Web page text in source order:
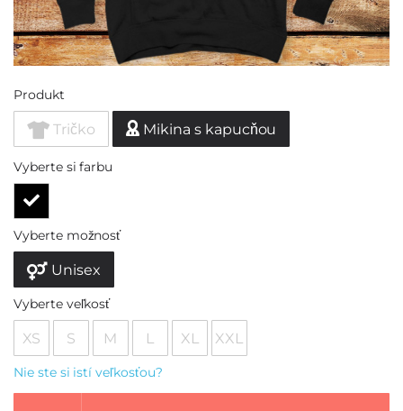
Produkt
Tričko Mikina s kapucňou
Vyberte si farbu
Vyberte možnosť
Unisex
Vyberte veľkosť
XS S M L XL XXL
Nie ste si istí veľkosťou?